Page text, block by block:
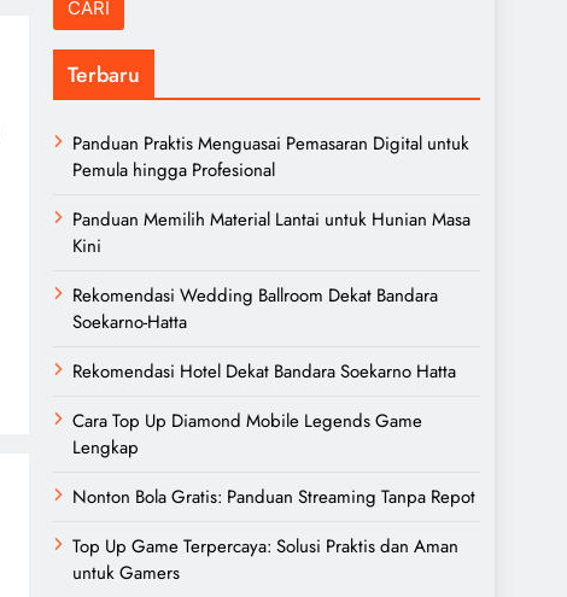
Terbaru
Panduan Praktis Menguasai Pemasaran Digital untuk
Pemula hingga Profesional
Panduan Memilih Material Lantai untuk Hunian Masa
Kini
Rekomendasi Wedding Ballroom Dekat Bandara
Soekarno-Hatta
Rekomendasi Hotel Dekat Bandara Soekarno Hatta
Cara Top Up Diamond Mobile Legends Game
Lengkap
Nonton Bola Gratis: Panduan Streaming Tanpa Repot
Top Up Game Terpercaya: Solusi Praktis dan Aman
untuk Gamers